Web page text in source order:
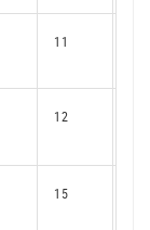
11
12
15